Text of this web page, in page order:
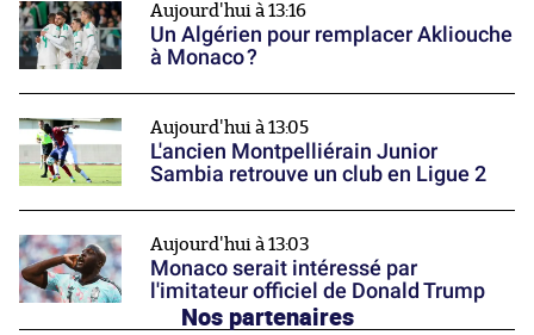
Aujourd'hui à 13:16
Un Algérien pour remplacer Akliouche
à Monaco ?
Aujourd'hui à 13:05
L'ancien Montpelliérain Junior
Sambia retrouve un club en Ligue 2
Aujourd'hui à 13:03
Monaco serait intéressé par
l'imitateur officiel de Donald Trump
Nos partenaires